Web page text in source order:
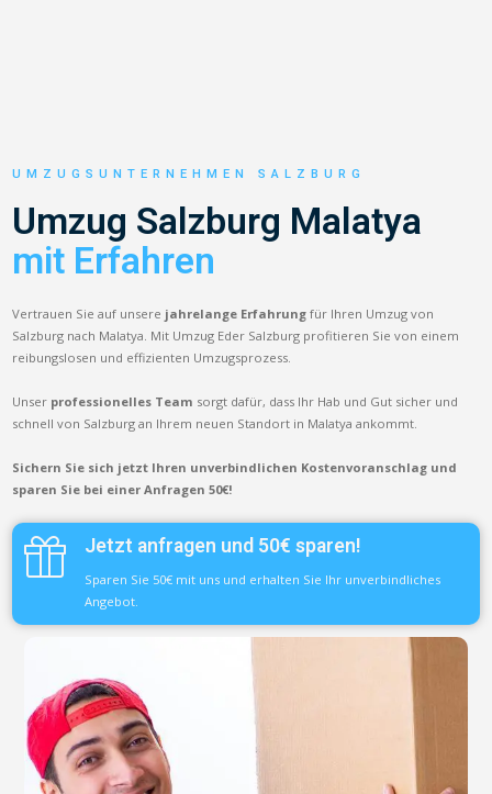
UMZUGSUNTERNEHMEN SALZBURG
Umzug Salzburg Malatya
mit Erfahren
Vertrauen Sie auf unsere jahrelange Erfahrung für Ihren Umzug von
Salzburg nach Malatya. Mit Umzug Eder Salzburg profitieren Sie von einem
reibungslosen und effizienten Umzugsprozess.
Unser professionelles Team sorgt dafür, dass Ihr Hab und Gut sicher und
schnell von Salzburg an Ihrem neuen Standort in Malatya ankommt.
Sichern Sie sich jetzt Ihren unverbindlichen Kostenvoranschlag und
sparen Sie bei einer Anfragen 50€!
Jetzt anfragen und 50€ sparen!
Sparen Sie 50€ mit uns und erhalten Sie Ihr unverbindliches
Angebot.